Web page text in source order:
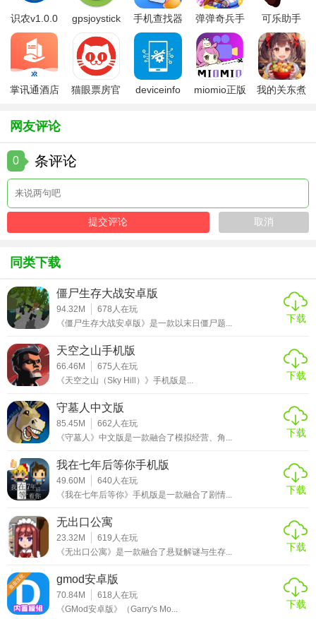
4. 历史知识：了解不同历史时期的文化背景有助于更好地解
决问题。
5. 存档习惯：定期存档，以防错过重要选择或需要重来。
【闪回谁是谁测评】
《闪回》以其独特的时间旅行题材和丰富的剧情深受玩家喜
历史背景下做出决策，体验不同的历史结局。画面精美，音
效逼真，加之多样的角色和事件，使得每次游戏体验都充满
新鲜感。然而，游戏的某些谜题难度较高，可能需要玩家多
次尝试才能解开。总体而言，《闪回》是一款值得一试的策
略冒险游戏。
识农v1.0.0
gpsjoystick
手机查找器
app
弹弹奇兵手
游免费版
可乐助手
5.26版本
掌讯通酒店
猫眼票房官
deviceinfo
miomio正版
我的关东煮
网友评论
0 条评论
同类下载
僵尸生存大战安卓版
94.32M 678 人在玩
《僵尸生存大战安卓版》是一款以末日僵尸题...
下载
天空之山手机版
66.46M 675 人在玩
《天空之山（Sky Hill）》手机版是...
下载
守墓人中文版
85.45M 662 人在玩
《守墓人》中文版是一款融合了模拟经营、角...
下载
我在七年后等你手机版
49.60M 640人在玩
《我在七年后等你》手机版是一款融合了剧情...
下载
无出口公寓
23.32M 619 人在玩
《无出口公寓》是一款融合了悬疑解谜与生存...
下载
gmod安卓版
70.84M 618 人在玩
《GMod安卓版》（Garry's Mo...
下载